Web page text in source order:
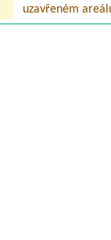
uzavřeném